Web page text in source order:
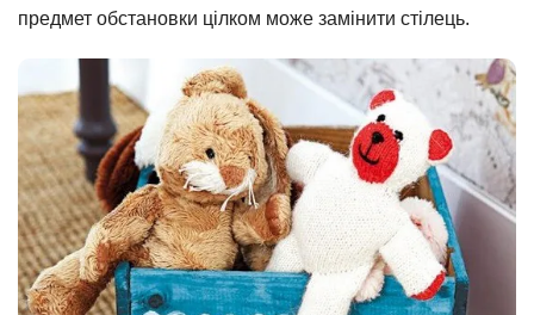
предмет обстановки цілком може замінити стілець.